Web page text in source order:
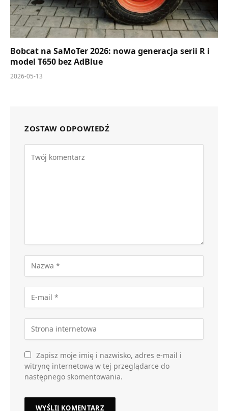
Bobcat na SaMoTer 2026: nowa generacja serii R i
model T650 bez AdBlue
2026-05-13
ZOSTAW ODPOWIEDŹ
Zapisz moje imię i nazwisko, adres e-mail i
witrynę internetową w tej przeglądarce do
następnego skomentowania.